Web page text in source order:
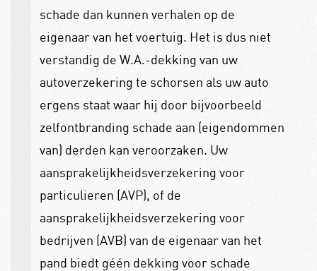
schade dan kunnen verhalen op de
eigenaar van het voertuig. Het is dus niet
verstandig de W.A.-dekking van uw
autoverzekering te schorsen als uw auto
ergens staat waar hij door bijvoorbeeld
zelfontbranding schade aan (eigendommen
van) derden kan veroorzaken. Uw
aansprakelijkheidsverzekering voor
particulieren (AVP), of de
aansprakelijkheidsverzekering voor
bedrijven (AVB) van de eigenaar van het
pand biedt géén dekking voor schade